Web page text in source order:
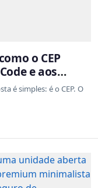
o CEP
e aos
é simples: é o CEP. O